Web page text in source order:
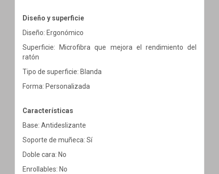
Diseño y superficie
Diseño: Ergonómico
Superficie: Microfibra que mejora el rendimiento del
ratón
Tipo de superficie: Blanda
Forma: Personalizada
Características
Base: Antideslizante
Soporte de muñeca: Sí
Doble cara: No
Enrollables: No